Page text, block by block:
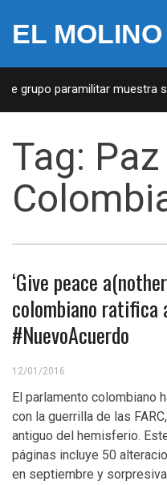
EL
paramilitar muestra su
Tag:
‘Give peace
colombiano ratifica
#NuevoAcuerdo
12/01/2016
El parlamento colombiano
con la guerrilla de las
antiguo del hemisferio.
páginas incluye 50
en septiembre y